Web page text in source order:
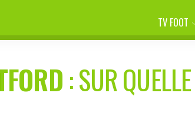
TV FOOT
: SUR